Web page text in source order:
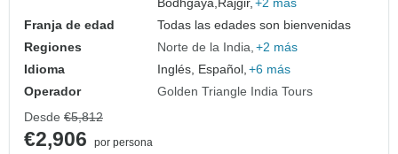
Franja de edad
Todas las edades son bienvenidas
Regiones
Norte de la India +2 más
Idioma
Inglés, Español, +6 más
Operador
Golden Triangle India Tours
Desde €5,812
€2,906
por persona